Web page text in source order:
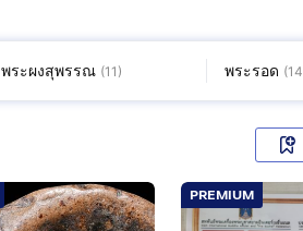
พระผงสุพรรณ (11 ) พระรอด (14
PREMIUM